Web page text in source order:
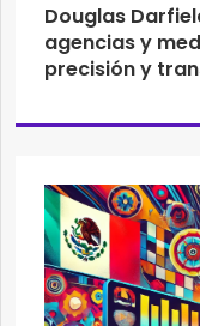
Douglas
agencias y
precisión y